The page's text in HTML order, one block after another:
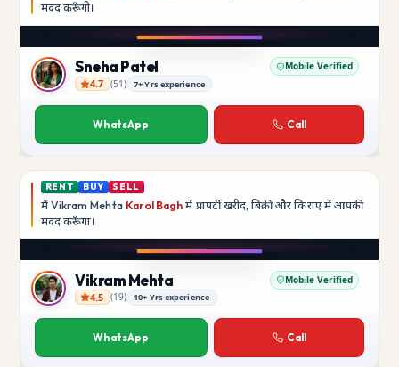
मददकरूँगी।
Sneha Patel
Sneha Patel Mobile Verified
4.7 (51) 7+ Yrs experience
WhatsApp Call
RENT BUY SELL
मैं Vikram Mehta Karol Bagh में प्रापर्टी खरीद, बिक्री और किराए में आपकी
मददकरूँगा।
Vikram Mehta
Vikram Mehta Mobile Verified
4.5 (19) 10+ Yrs experience
WhatsApp Call